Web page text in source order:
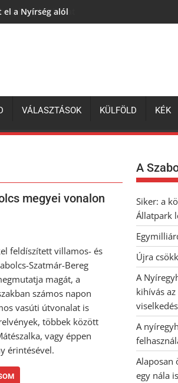
a Nyírség alól
VÁLASZTÁSOK KÜLFÖLD KÉK
megyei vonalon
feldíszített villamos- és
Szatmár-Bereg
magát, a
számos napon
vasúti útvonalat is
többek között
vagy éppen
érintésével.
A
Siker: a
Állatpark
Újra
A
kihívás
A
Alaposan
egy nála